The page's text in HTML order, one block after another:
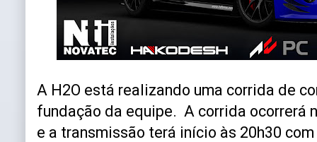
A H2O está realizando uma corrida de
fundação da equipe. A corrida ocorrerá
e a transmissão terá início às 20h30